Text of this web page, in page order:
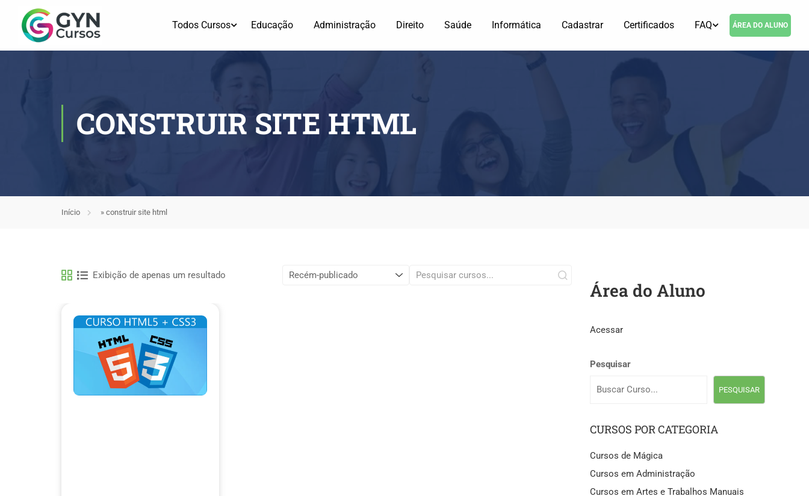
Todos Cursos Educação Administração Direito Saúde Informática Cadastrar Certificados FAQ ÁREA DO ALUNO
CONSTRUIR SITE HTML
Início » construir site html
Exibição de apenas um resultado
Área do Aluno
Acessar
Pesquisar
PESQUISAR
CURSOS POR CATEGORIA
Cursos de Mágica
Cursos em Administração
Cursos em Artes e Trabalhos Manuais